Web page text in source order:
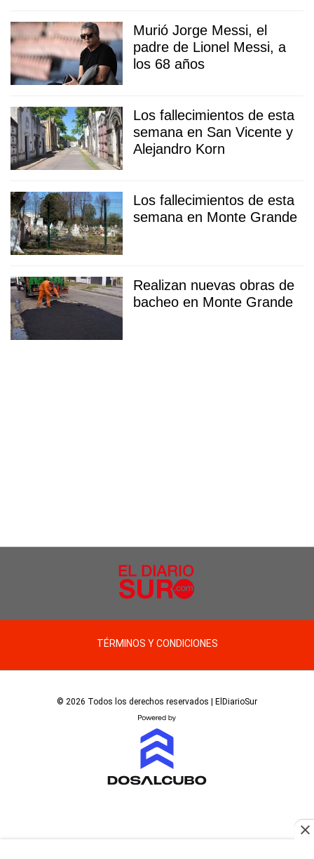
Murió Jorge Messi, el
padre de Lionel Messi, a
los 68 años
Los fallecimientos de esta
semana en San Vicente y
Alejandro Korn
Los fallecimientos de esta
semana en Monte Grande
Realizan nuevas obras de
bacheo en Monte Grande
TÉRMINOS Y CONDICIONES
© 2026 Todos los derechos reservados | ElDiarioSur